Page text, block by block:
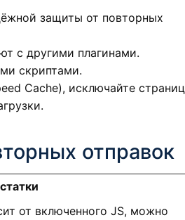
защиты от повторных
с другими плагинами.
скриптами.
Cache), исключайте
отправок
от включенного JS, можно